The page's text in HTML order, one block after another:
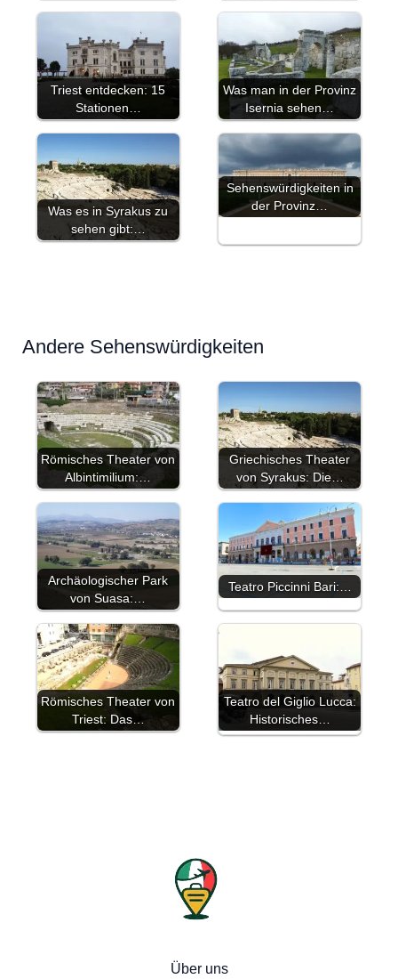
Triest entdecken: 15
Stationen…
Was man in der Provinz
Isernia sehen…
Was es in Syrakus zu
sehen gibt:…
Sehenswürdigkeiten in
der Provinz…
Andere Sehenswürdigkeiten
Römisches Theater von
Albintimilium:…
Griechisches Theater
von Syrakus: Die…
Archäologischer Park
von Suasa:…
Teatro Piccinni Bari:…
Römisches Theater von
Triest: Das…
Teatro del Giglio Lucca:
Historisches…
Über uns